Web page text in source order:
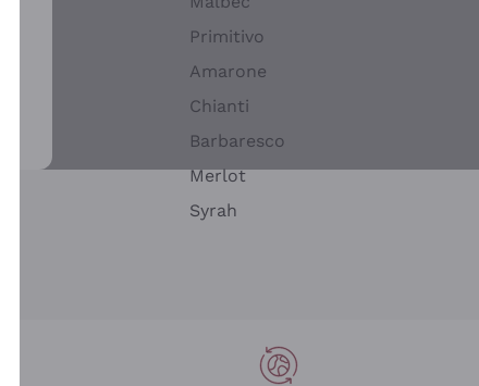
Primitivo
Amarone
Chianti
Barbaresco
Merlot
Syrah